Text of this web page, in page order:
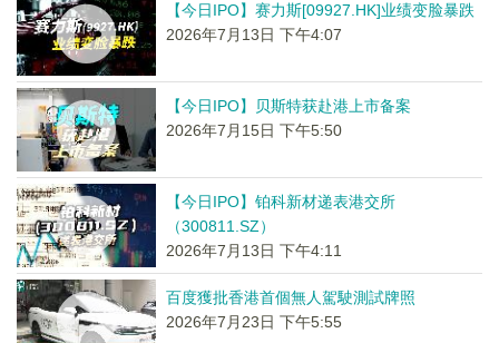
【今日IPO】赛力斯[09927.HK]业绩变脸暴跌
2026年7月13日 下午4:07
【今日IPO】贝斯特获赴港上市备案
2026年7月15日 下午5:50
【今日IPO】铂科新材递表港交所
（300811.SZ）
2026年7月13日 下午4:11
百度獲批香港首個無人駕駛測試牌照
2026年7月23日 下午5:55